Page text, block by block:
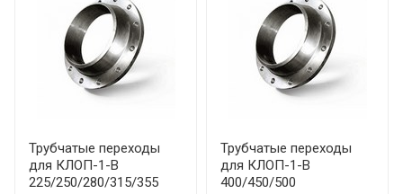
Трубчатые переходы
для КЛОП-1-В
225/250/280/315/355
Трубчатые переходы
для КЛОП-1-В
400/450/500